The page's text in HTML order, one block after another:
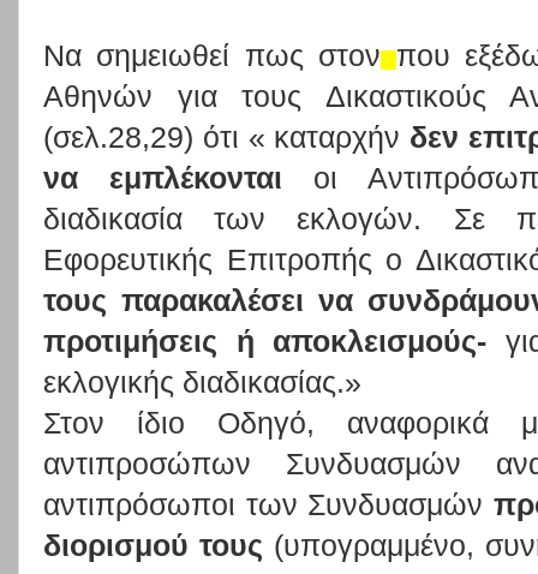
Να σημειωθεί πως στον που
Αθηνών για τους Δικαστικούς
(σελ.28,29) ότι « καταρχήν δεν
να εμπλέκονται οι
διαδικασία των εκλογών. Σε
Εφορευτικής Επιτροπής ο
τους παρακαλέσει να
προτιμήσεις ή αποκλεισμούς-
εκλογικής διαδικασίας.»
Στον ίδιο Οδηγό,
αντιπροσώπων Συνδυασμών
αντιπρόσωποι των Συνδυασμών
διορισμού τους (υπογραμμένο,